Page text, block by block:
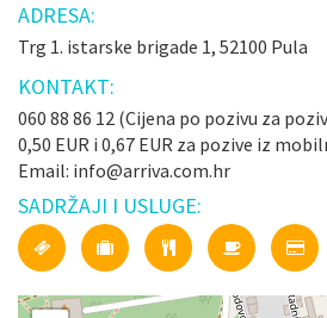
ADRESA:
Trg 1. istarske brigade 1, 52100 Pula
KONTAKT:
060 88 86 12 (Cijena po pozivu za
0,50 EUR i 0,67 EUR za pozive iz
Email: info@arriva.com.hr
SADRŽAJI I USLUGE: